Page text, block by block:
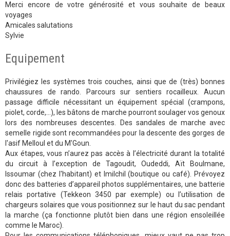
Merci encore de votre générosité et vous souhaite de beaux
voyages
Amicales salutations
Sylvie
Equipement
Privilégiez les systèmes trois couches, ainsi que de (très) bonnes
chaussures de rando. Parcours sur sentiers rocailleux. Aucun
passage difficile nécessitant un équipement spécial (crampons,
piolet, corde,…), les bâtons de marche pourront soulager vos genoux
lors des nombreuses descentes. Des sandales de marche avec
semelle rigide sont recommandées pour la descente des gorges de
l'asif Melloul et du M'Goun.
Aux étapes, vous n’aurez pas accès à l’électricité durant la totalité
du circuit à l’exception de Tagoudit, Oudeddi, Aït Boulmane,
Issoumar (chez l'habitant) et Imilchil (boutique ou café). Prévoyez
donc des batteries d’appareil photos supplémentaires, une batterie
relais portative (Tekkeon 3450 par exemple) ou l’utilisation de
chargeurs solaires que vous positionnez sur le haut du sac pendant
la marche (ça fonctionne plutôt bien dans une région ensoleillée
comme le Maroc).